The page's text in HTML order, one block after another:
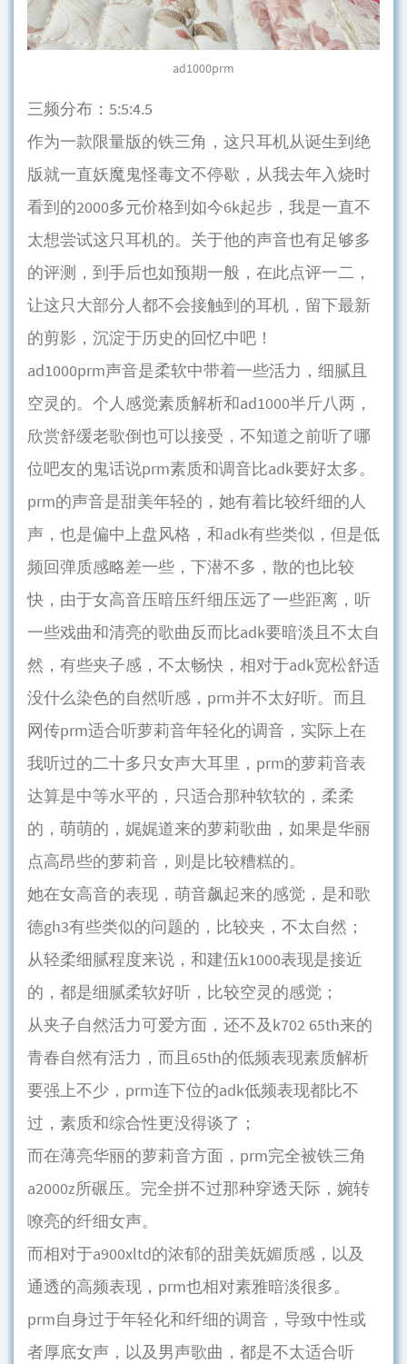
ad1000prm
三频分布：5:5:4.5
作为一款限量版的铁三角，这只耳机从诞生到绝
版就一直妖魔鬼怪毒文不停歇，从我去年入烧时
看到的2000多元价格到如今6k起步，我是一直不
太想尝试这只耳机的。关于他的声音也有足够多
的评测，到手后也如预期一般，在此点评一二，
让这只大部分人都不会接触到的耳机，留下最新
的剪影，沉淀于历史的回忆中吧！
ad1000prm声音是柔软中带着一些活力，细腻且
空灵的。个人感觉素质解析和ad1000半斤八两，
欣赏舒缓老歌倒也可以接受，不知道之前听了哪
位吧友的鬼话说prm素质和调音比adk要好太多。
prm的声音是甜美年轻的，她有着比较纤细的人
声，也是偏中上盘风格，和adk有些类似，但是低
频回弹质感略差一些，下潜不多，散的也比较
快，由于女高音压暗压纤细压远了一些距离，听
一些戏曲和清亮的歌曲反而比adk要暗淡且不太自
然，有些夹子感，不太畅快，相对于adk宽松舒适
没什么染色的自然听感，prm并不太好听。而且
网传prm适合听萝莉音年轻化的调音，实际上在
我听过的二十多只女声大耳里，prm的萝莉音表
达算是中等水平的，只适合那种软软的，柔柔
的，萌萌的，娓娓道来的萝莉歌曲，如果是华丽
点高昂些的萝莉音，则是比较糟糕的。
她在女高音的表现，萌音飙起来的感觉，是和歌
德gh3有些类似的问题的，比较夹，不太自然；
从轻柔细腻程度来说，和建伍k1000表现是接近
的，都是细腻柔软好听，比较空灵的感觉；
从夹子自然活力可爱方面，还不及k702 65th来的
青春自然有活力，而且65th的低频表现素质解析
要强上不少，prm连下位的adk低频表现都比不
过，素质和综合性更没得谈了；
而在薄亮华丽的萝莉音方面，prm完全被铁三角
a2000z所碾压。完全拼不过那种穿透天际，婉转
嘹亮的纤细女声。
而相对于a900xltd的浓郁的甜美妩媚质感，以及
通透的高频表现，prm也相对素雅暗淡很多。
prm自身过于年轻化和纤细的调音，导致中性或
者厚底女声，以及男声歌曲，都是不太适合听